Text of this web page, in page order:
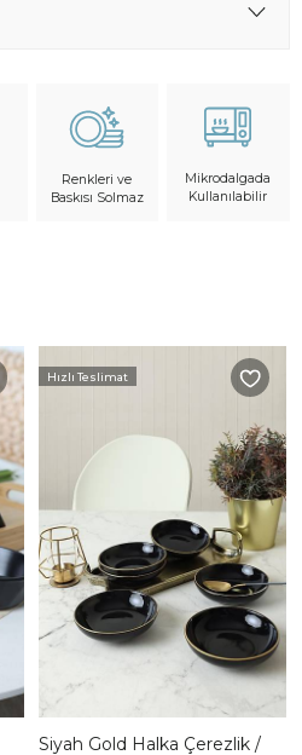
Renkleri ve
Baskısı Solmaz
Mikrodalgada
Kullanılabilir
Hızlı Teslimat
Siyah Gold Halka Çerezlik /